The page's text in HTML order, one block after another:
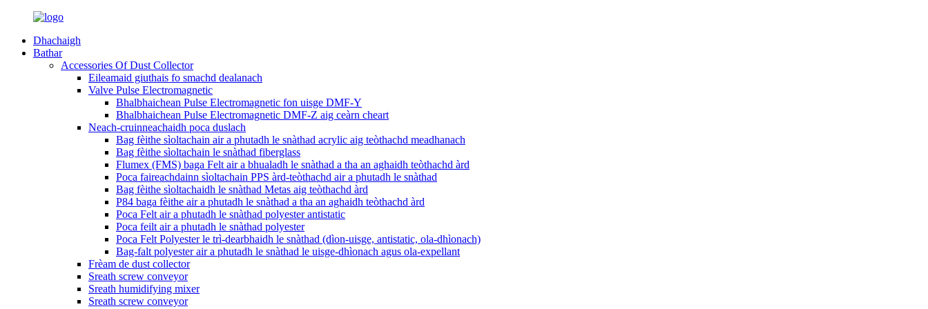
Dhachaigh
Bathar
Accessories Of Dust Collector
Eileamaid giuthais fo smachd dealanach
Valve Pulse Electromagnetic
Bhalbhaichean Pulse Electromagnetic fon uisge DMF-Y
Bhalbhaichean Pulse Electromagnetic DMF-Z aig ceàrn cheart
Neach-cruinneachaidh poca duslach
Bag fèithe sìoltachain air a phutadh le snàthad acrylic aig teòthachd meadhanach
Bag fèithe sìoltachain le snàthad fiberglass
Flumex (FMS) baga Felt air a bhualadh le snàthad a tha an aghaidh teòthachd àrd
Poca faireachdainn sìoltachain PPS àrd-teòthachd air a phutadh le snàthad
Bag fèithe sìoltachaidh le snàthad Metas aig teòthachd àrd
P84 baga fèithe air a phutadh le snàthad a tha an aghaidh teòthachd àrd
Poca Felt air a phutadh le snàthad polyester antistatic
Poca feilt air a phutadh le snàthad polyester
Poca Felt Polyester le trì-dearbhaidh le snàthad (dìon-uisge, antistatic, ola-dhìonach)
Bag-falt polyester air a phutadh le snàthad le uisge-dhìonach agus ola-expellant
Frèam de dust collector
Sreath screw conveyor
Sreath humidifying mixer
Sreath screw conveyor